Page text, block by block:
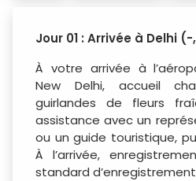
Jour 01 : Arrivée à Delhi (-
À votre arrivée à
New Delhi, accueil
guirlandes de fleurs
assistance avec un
ou un guide touristique,
À l’arrivée,
standard d’enregistrement